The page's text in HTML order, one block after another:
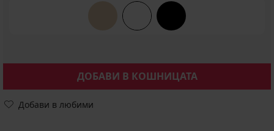
ДОБАВИ В КОШНИЦАТА
Добави в любими